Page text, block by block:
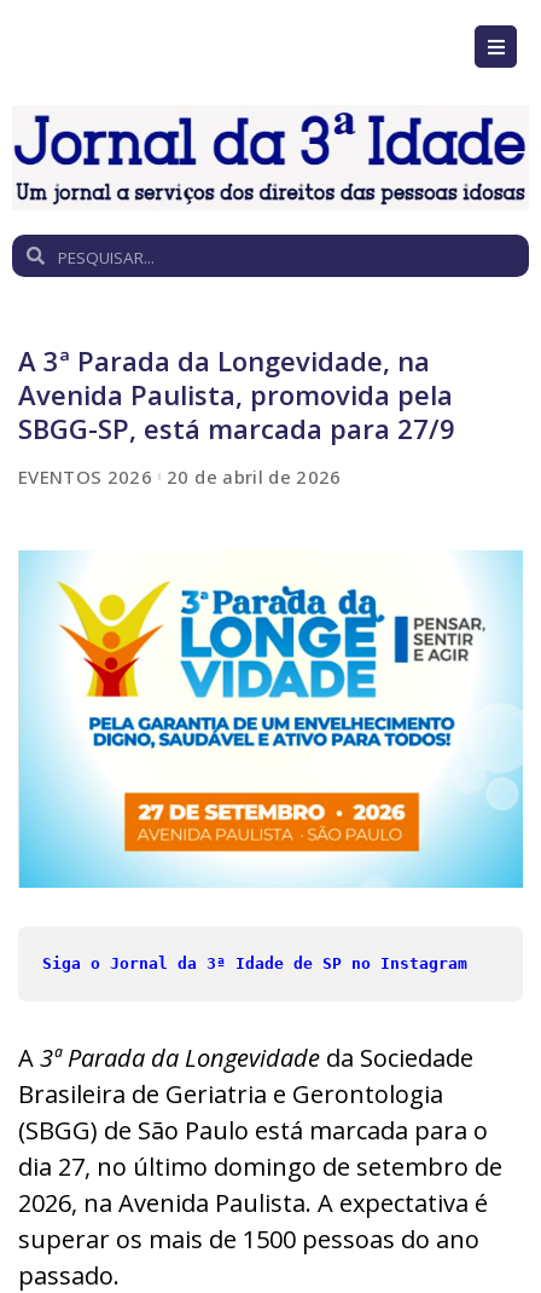
A 3ª Parada da Longevidade, na
Avenida Paulista, promovida pela
SBGG-SP, está marcada para 27/9
EVENTOS 2026 20 de abril de 2026
Siga o Jornal da 3ª Idade de SP no Instagram
A3ª Parada da Longevidade da Sociedade
Brasileira de Geriatria e Gerontologia
(SBGG) de São Paulo está marcada para o
dia 27, no último domingo de setembro de
2026, na Avenida Paulista. A expectativa é
superar os mais de 1500 pessoas do ano
passado.